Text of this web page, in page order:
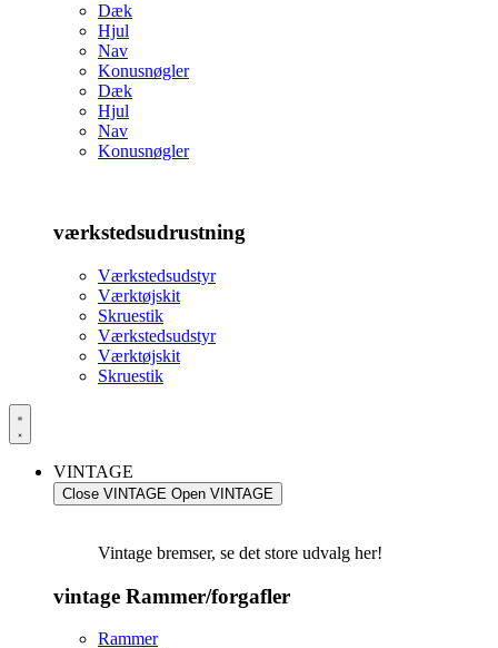
Dæk
Hjul
Nav
Konusnøgler
Dæk
Hjul
Nav
Konusnøgler
værkstedsudrustning
Værkstedsudstyr
Værktøjskit
Skruestik
Værkstedsudstyr
Værktøjskit
Skruestik
VINTAGE
Close VINTAGE Open VINTAGE
Vintage bremser, se det store udvalg her!
vintage Rammer/forgafler
Rammer